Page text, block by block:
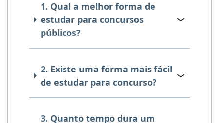
1. Qual a melhor forma de
estudar para concursos
públicos?
2. Existe uma forma mais fácil
de estudar para concurso?
3. Quanto tempo dura um